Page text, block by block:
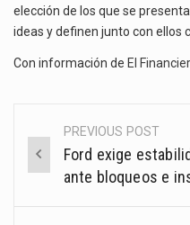
elección de los que se
ideas y definen junto con ellos
Con información de El
Post
navigation
PREVIOUS POST
Ford exige
ante bloqueos e